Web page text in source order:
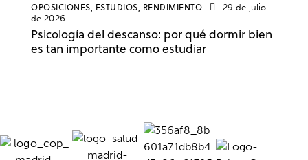
OPOSICIONES, ESTUDIOS, RENDIMIENTO
29 de julio
de 2026
Psicología del descanso: por qué dormir bien
es tan importante como estudiar